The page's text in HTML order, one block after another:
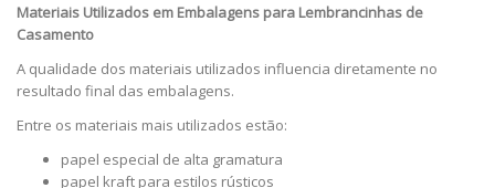
Materiais Utilizados em Embalagens para Lembrancinhas de
Casamento
A qualidade dos materiais utilizados influencia diretamente no
resultado final das embalagens.
Entre os materiais mais utilizados estão:
papel especial de alta gramatura
papel kraft para estilos rústicos